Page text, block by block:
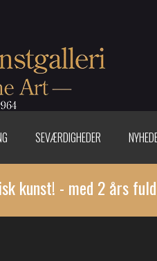
SEVÆRDIGHEDER
kunst! - med 2 års